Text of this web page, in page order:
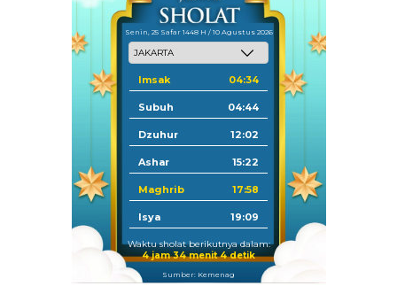
Senin, 25 Safar 1448 H / 10 Agustus 2026
Imsak 04:34
Subuh 04:44
Dzuhur 12:02
Ashar 15:22
Maghrib 17:58
Isya 19:09
Waktu sholat berikutnya dalam:
4 jam 34 menit 2 detik
Sumber: Kemenag